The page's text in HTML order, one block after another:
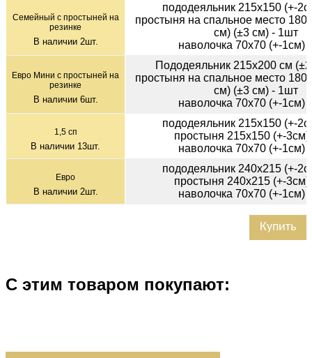
Семейный с простыней на
резинке
В наличии 2шт.
пододеяльник 215х150 (+-
простыня на спальное место
см) (±3 см) - 1шт
наволочка 70х70 (+-1см)
Евро Мини с простыней на
резинке
В наличии 6шт.
Пододеяльник 215х200 см
простыня на спальное место
см) (±3 см) - 1шт
наволочка 70х70 (+-1см)
1,5 сп
В наличии 13шт.
пододеяльник 215х150 (+-
простыня 215х150 (+-
наволочка 70х70 (+-1см)
Евро
В наличии 2шт.
пододеяльник 240х215 (+-
простыня 240х215 (+-
наволочка 70х70 (+-1см)
Купить
С этим товаром покупают: